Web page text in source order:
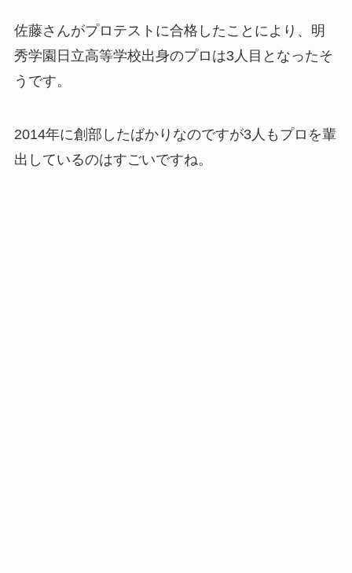
佐藤さんがプロテストに合格したことにより、明
秀学園日立高等学校出身のプロは3人目となったそ
うです。
2014年に創部したばかりなのですが3人もプロを輩
出しているのはすごいですね。